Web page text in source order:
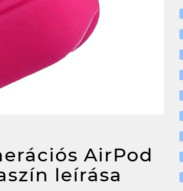
AirPod
leírása